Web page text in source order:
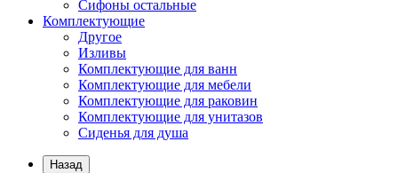
Сифоны остальные
Комплектующие
Другое
Изливы
Комплектующие для ванн
Комплектующие для мебели
Комплектующие для раковин
Комплектующие для унитазов
Сиденья для душа
Назад